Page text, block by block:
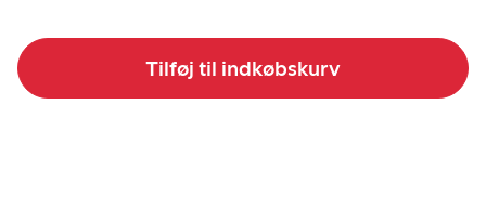
Tilføj til indkøbskurv